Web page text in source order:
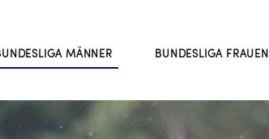
MÄNNER BUNDESLIGA FRAUEN